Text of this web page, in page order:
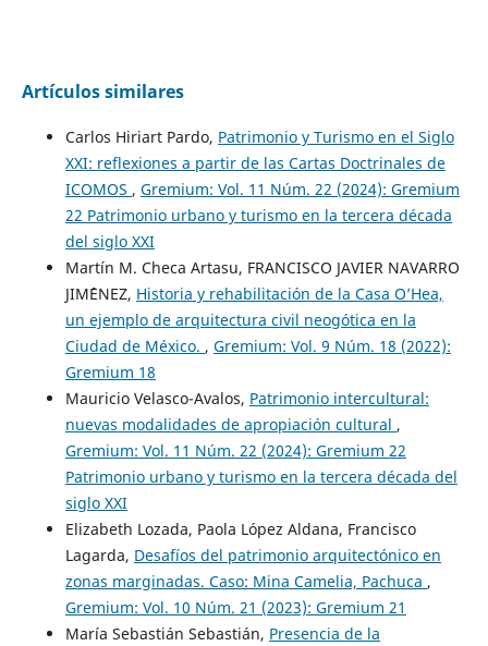
Artículos similares
Carlos Hiriart Pardo, Patrimonio y Turismo en el Siglo
XXI: reflexiones a partir de las Cartas Doctrinales de
ICOMOS , Gremium: Vol. 11 Núm. 22 (2024): Gremium
22 Patrimonio urbano y turismo en la tercera década
del siglo XXI
Martín M. Checa Artasu, FRANCISCO JAVIER NAVARRO
JIM´´ENEZ, Historia y rehabilitación de la Casa O’Hea,
un ejemplo de arquitectura civil neogótica en la
Ciudad de México. , Gremium: Vol. 9 Núm. 18 (2022):
Gremium 18
Mauricio Velasco-Avalos, Patrimonio intercultural:
nuevas modalidades de apropiación cultural ,
Gremium: Vol. 11 Núm. 22 (2024): Gremium 22
Patrimonio urbano y turismo en la tercera década del
siglo XXI
Elizabeth Lozada, Paola López Aldana, Francisco
Lagarda, Desafíos del patrimonio arquitectónico en
zonas marginadas. Caso: Mina Camelia, Pachuca ,
Gremium: Vol. 10 Núm. 21 (2023): Gremium 21
María Sebastián Sebastián, Presencia de la